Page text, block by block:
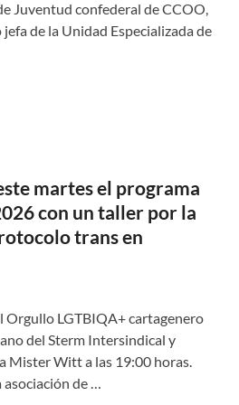
Juventud confederal de CCOO,
de la Unidad Especializada de
martes el programa
con un taller por la
trans en
Orgullo LGTBIQA+ cartagenero
del Sterm Intersindical y
Mister Witt a las 19:00 horas.
de …